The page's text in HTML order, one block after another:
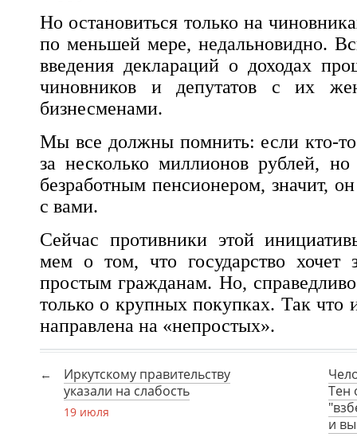
Но остановиться только на
по меньшей мере, недальновидно.
введения деклараций о доходах
чиновников и депутатов с их
бизнесменами.
Мы все должны помнить: если кто-то
за несколько миллионов рублей,
безработным пенсионером, значит,
с вами.
Сейчас противники этой
мем о том, что государство хочет
простым гражданам. Но,
только о крупных покупках. Так что
направлена на «непростых».
Иркутскому правительству
указали на слабость
19 июля
Тен
и